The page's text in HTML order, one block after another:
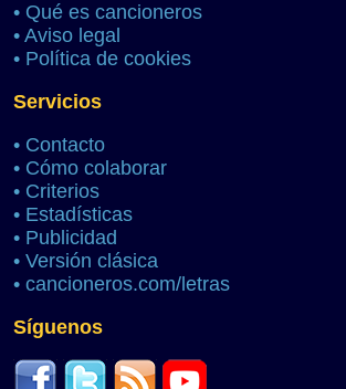
• Qué es cancioneros
• Aviso legal
• Política de cookies
Servicios
• Contacto
• Cómo colaborar
• Criterios
• Estadísticas
• Publicidad
• Versión clásica
• cancioneros.com/letras
Síguenos